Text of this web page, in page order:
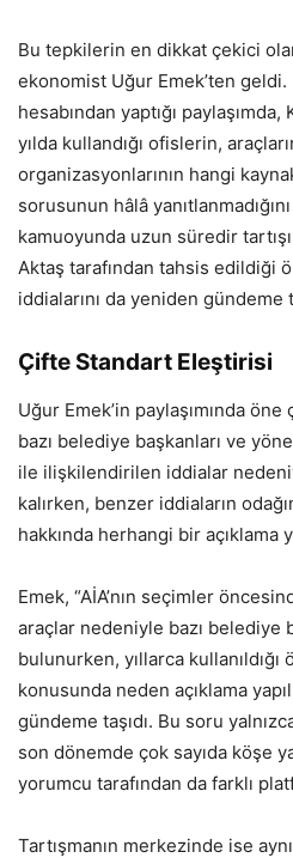
Bu tepkilerin en dikkat çekici
ekonomist Uğur Emek’ten
hesabından yaptığı paylaşımda,
yılda kullandığı ofislerin,
organizasyonlarının hangi
sorusunun hâlâ
kamuoyunda uzun süredir
Aktaş tarafından tahsis edildiği
iddialarını da yeniden gündeme
Çifte Standart Eleştirisi
Uğur Emek’in paylaşımında
bazı belediye başkanları ve
ile ilişkilendirilen iddialar
kalırken, benzer iddiaların
hakkında herhangi bir açıklama
Emek, “AİA’nın seçimler
araçlar nedeniyle bazı belediye
bulunurken, yıllarca kullanıldığı
konusunda neden açıklama
gündeme taşıdı. Bu soru
son dönemde çok sayıda köşe
yorumcu tarafından da farklı
Tartışmanın merkezinde ise